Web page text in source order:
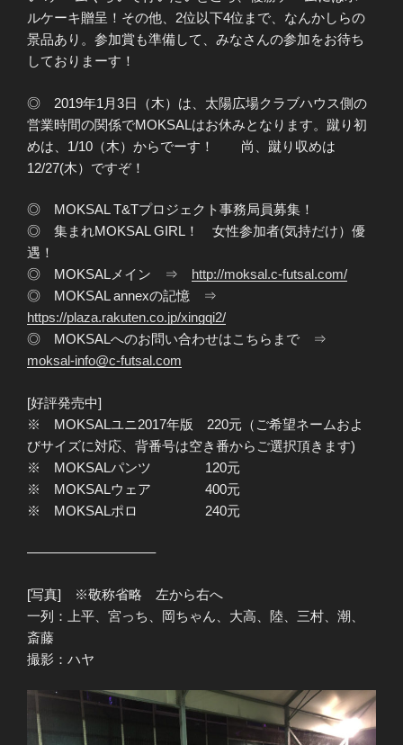
ルケーキ贈呈！その他、2位以下4位まで、なんかしらの
景品あり。参加賞も準備して、みなさんの参加をお待ち
しておりまーす！
◎ 2019年1月3日（木）は、太陽広場クラブハウス側の
営業時間の関係でMOKSALはお休みとなります。蹴り初
めは、1/10（木）からでーす！ 尚、蹴り収めは
12/27(木）ですぞ！
◎ MOKSAL T&Tプロジェクト事務局員募集！
◎ 集まれMOKSAL GIRL！ 女性参加者(気持だけ）優
遇！
◎ MOKSALメイン ⇒ http://moksal.c-futsal.com/
◎ MOKSAL annexの記憶 ⇒
https://plaza.rakuten.co.jp/xingqi2/
◎ MOKSALへのお問い合わせはこちらまで ⇒
moksal-info@c-futsal.com
[好評発売中]
※ MOKSALユニ2017年版 220元（ご希望ネームおよ
びサイズに対応、背番号は空き番からご選択頂きます)
※ MOKSALパンツ 120元
※ MOKSALウェア 400元
※ MOKSALポロ 240元
—————————–
[写真] ※敬称省略 左から右へ
一列：上平、宮っち、岡ちゃん、大高、陸、三村、潮、
斎藤
撮影：ハヤ